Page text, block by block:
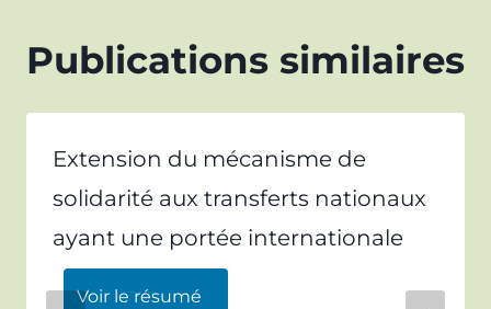
Publications similaires
Extension du mécanisme de
solidarité aux transferts nationaux
ayant une portée internationale
Voir le résumé